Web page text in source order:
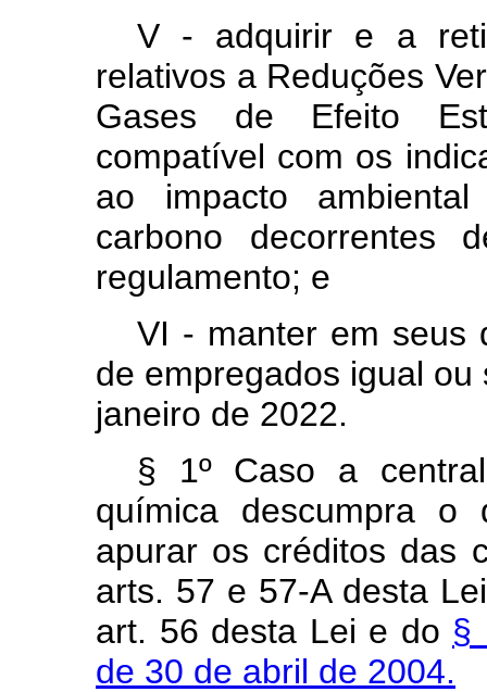
V - adquirir e a
relativos a Reduções
Gases de Efeito
compatível com os
ao impacto
carbono decorrentes
regulamento; e
VI - manter em seus
de empregados igual
janeiro de 2022.
§ 1º Caso a
química descumpra o
apurar os créditos das
arts. 57 e 57-A desta
art. 56 desta Lei e do §
de 30 de abril de 2004.